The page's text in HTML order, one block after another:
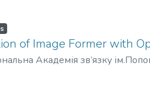
of Image Former with
Академія зв’язку